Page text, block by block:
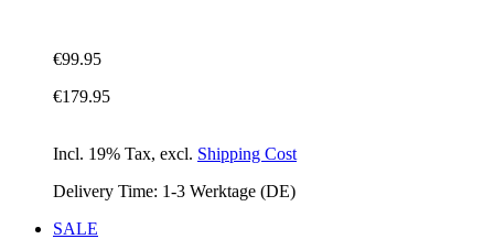
€99.95
€179.95
Incl. 19% Tax, excl. Shipping Cost
Delivery Time: 1-3 Werktage (DE)
SALE